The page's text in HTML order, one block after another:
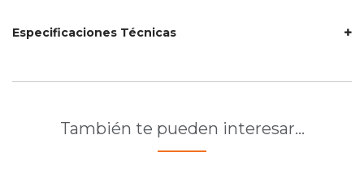
Especificaciones Técnicas
También te pueden interesar…